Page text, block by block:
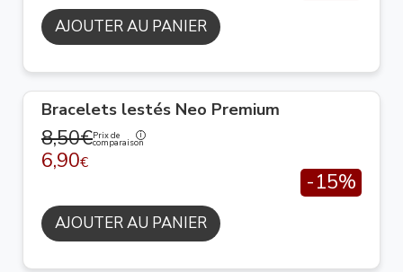
AJOUTER AU PANIER
Bracelets lestés Neo Premium
8,50€Prix de
comparaison
6,90€
-15%
AJOUTER AU PANIER